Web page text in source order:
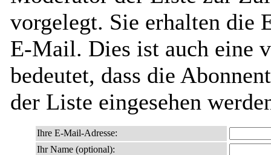
vorgelegt. Sie erhalten die
E-Mail. Dies ist auch eine
bedeutet, dass die
der Liste eingesehen
Ihre E-Mail-Adresse:
Ihr Name (optional):